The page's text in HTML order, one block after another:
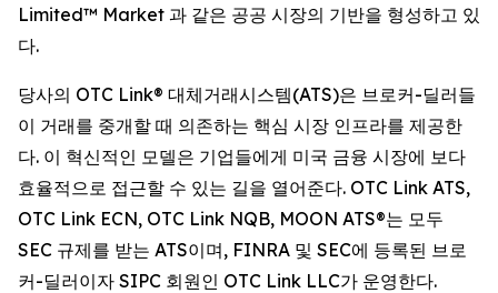
Limited™ Market 과 같은 공공 시장의 기반을 형성하고 있
다.
당사의 OTC Link® 대체거래시스템(ATS)은 브로커-딜러들
이 거래를 중개할 때 의존하는 핵심 시장 인프라를 제공한
다. 이 혁신적인 모델은 기업들에게 미국 금융 시장에 보다
효율적으로 접근할 수 있는 길을 열어준다. OTC Link ATS,
OTC Link ECN, OTC Link NQB, MOON ATS®는 모두
SEC 규제를 받는 ATS이며, FINRA 및 SEC에 등록된 브로
커-딜러이자 SIPC 회원인 OTC Link LLC가 운영한다.